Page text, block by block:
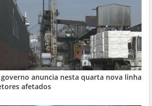
governo anuncia nesta quarta nova linha
afetados